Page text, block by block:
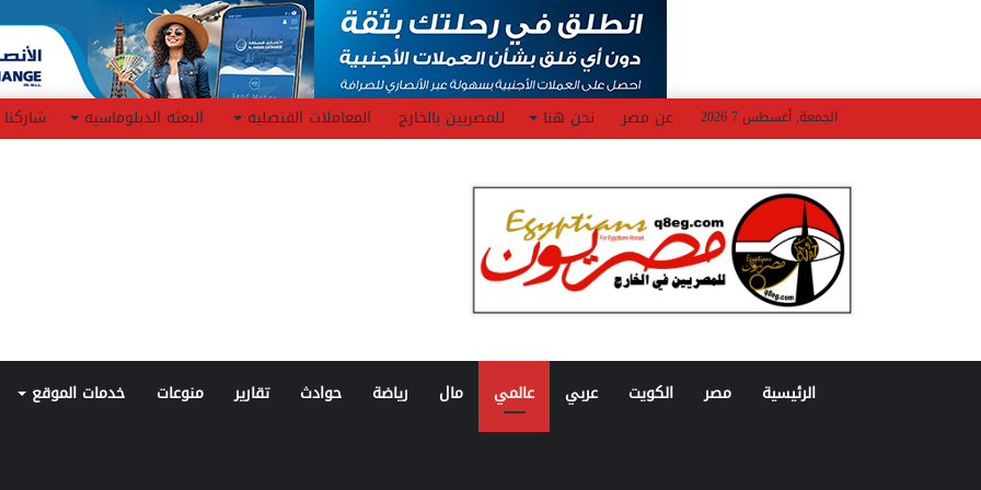
الجمعة, أغسطس 7 2026 عن مصر نحن هنا للمصريين بالخارج المعاملات القنصليه البعثه الدبلوماسيه شاركنا
الرئيسية مصر الكويت عربي عالمي مال رياضة حوادث تقارير منوعات خدمات الموقع